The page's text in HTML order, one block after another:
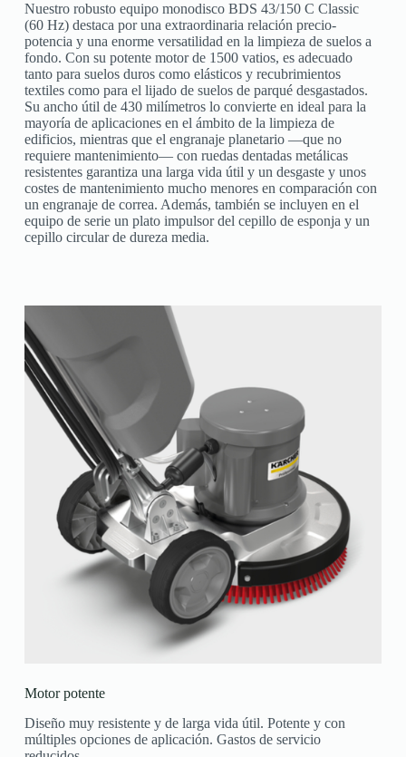
Nuestro robusto equipo monodisco BDS 43/150 C Classic
(60 Hz) destaca por una extraordinaria relación precio-
potencia y una enorme versatilidad en la limpieza de suelos a
fondo. Con su potente motor de 1500 vatios, es adecuado
tanto para suelos duros como elásticos y recubrimientos
textiles como para el lijado de suelos de parqué desgastados.
Su ancho útil de 430 milímetros lo convierte en ideal para la
mayoría de aplicaciones en el ámbito de la limpieza de
edificios, mientras que el engranaje planetario —que no
requiere mantenimiento— con ruedas dentadas metálicas
resistentes garantiza una larga vida útil y un desgaste y unos
costes de mantenimiento mucho menores en comparación con
un engranaje de correa. Además, también se incluyen en el
equipo de serie un plato impulsor del cepillo de esponja y un
cepillo circular de dureza media.
Motor potente
Diseño muy resistente y de larga vida útil. Potente y con
múltiples opciones de aplicación. Gastos de servicio